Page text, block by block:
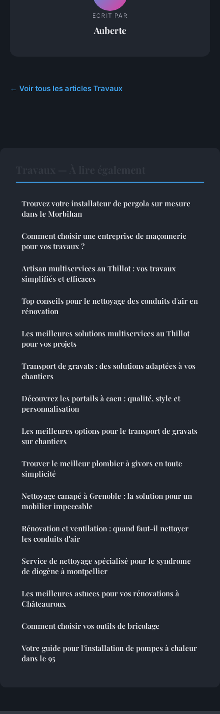
ECRIT PAR
Auberte
← Voir tous les articles Travaux
Trouvez votre installateur de pergola sur mesure
dans le Morbihan
Comment choisir une entreprise de maçonnerie
pour vos travaux ?
Artisan multiservices au Thillot : vos travaux
simplifiés et efficaces
Top conseils pour le nettoyage des conduits d'air en
rénovation
Les meilleures solutions multiservices au Thillot
pour vos projets
Transport de gravats : des solutions adaptées à vos
chantiers
Découvrez les portails à caen : qualité, style et
personnalisation
Les meilleures options pour le transport de gravats
sur chantiers
Trouver le meilleur plombier à givors en toute
simplicité
Nettoyage canapé à Grenoble : la solution pour un
mobilier impeccable
Rénovation et ventilation : quand faut-il nettoyer
les conduits d'air
Service de nettoyage spécialisé pour le syndrome
de diogène à montpellier
Les meilleures astuces pour vos rénovations à
Châteauroux
Comment choisir vos outils de bricolage
Votre guide pour l'installation de pompes à chaleur
dans le 95